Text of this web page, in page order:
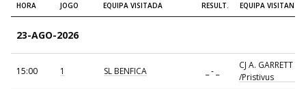
HORA JOGO EQUIPA VISITADA RESULT. EQUIPA VISITANTE
23-AGO-2026
15:00 1 SL BENFICA _ - _
CJ A. GARRETT
/Pristivus